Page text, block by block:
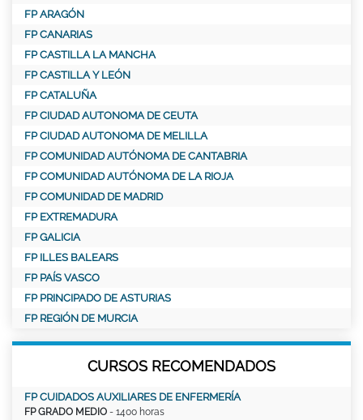
FP ARAGÓN
FP CANARIAS
FP CASTILLA LA MANCHA
FP CASTILLA Y LEÓN
FP CATALUÑA
FP CIUDAD AUTONOMA DE CEUTA
FP CIUDAD AUTONOMA DE MELILLA
FP COMUNIDAD AUTÓNOMA DE CANTABRIA
FP COMUNIDAD AUTÓNOMA DE LA RIOJA
FP COMUNIDAD DE MADRID
FP EXTREMADURA
FP GALICIA
FP ILLES BALEARS
FP PAÍS VASCO
FP PRINCIPADO DE ASTURIAS
FP REGIÓN DE MURCIA
CURSOS RECOMENDADOS
FP CUIDADOS AUXILIARES DE ENFERMERÍA
FP GRADO MEDIO - 1400 horas